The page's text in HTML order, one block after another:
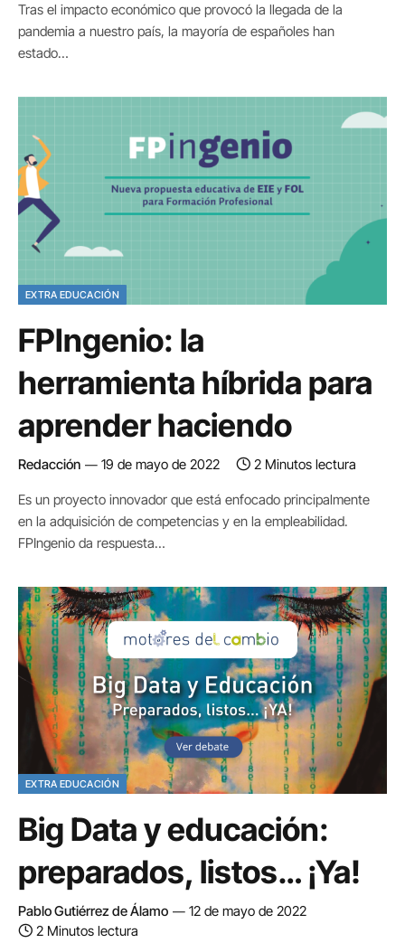
Tras el impacto económico que provocó la llegada de la
pandemia a nuestro país, la mayoría de españoles han
estado…
EXTRA EDUCACIÓN
FPIngenio: la
herramienta híbrida para
aprender haciendo
Redacción 19 de mayo de 2022 2 Minutos lectura
Es un proyecto innovador que está enfocado principalmente
en la adquisición de competencias y en la empleabilidad.
FPIngenio da respuesta…
EXTRA EDUCACIÓN
Big Data y educación:
preparados, listos… ¡Ya!
Pablo Gutiérrez de Álamo
12 de mayo de 2022
2 Minutos lectura